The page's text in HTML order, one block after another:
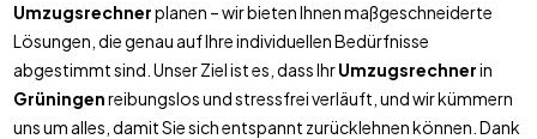
Umzugsrechnerplanen – wir bieten Ihnen maßgeschneiderte
Lösungen, die genau auf Ihre individuellen Bedürfnisse
abgestimmt sind. Unser Ziel ist es, dass IhrUmzugsrechnerin
Grüningenreibungslos und stressfrei verläuft, und wir kümmern
uns um alles, damit Sie sich entspannt zurücklehnen können. Dank